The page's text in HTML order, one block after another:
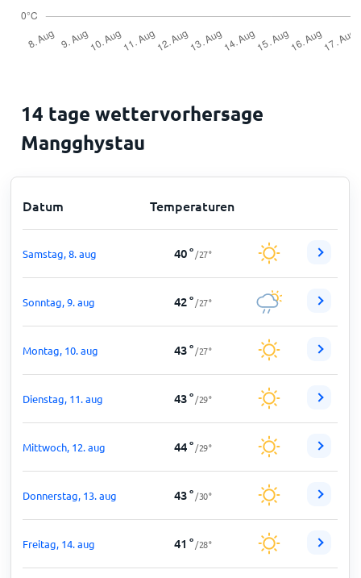
14 tage wettervorhersage
Mangghystau
Datum Temperaturen
Samstag, 8. aug 40° /27°
Sonntag, 9. aug 42° /27°
Montag, 10. aug 43° /27°
Dienstag, 11. aug 43° /29°
Mittwoch, 12. aug 44° /29°
Donnerstag, 13. aug 43° /30°
Freitag, 14. aug 41 ° /28°